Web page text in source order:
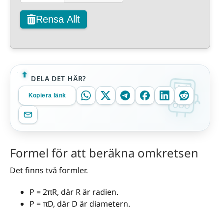
Rensa Allt
DELA DET HÄR?
Kopiera länk
Formel för att beräkna omkretsen
Det finns två formler.
P = 2πR, där R är radien.
P = πD, där D är diametern.